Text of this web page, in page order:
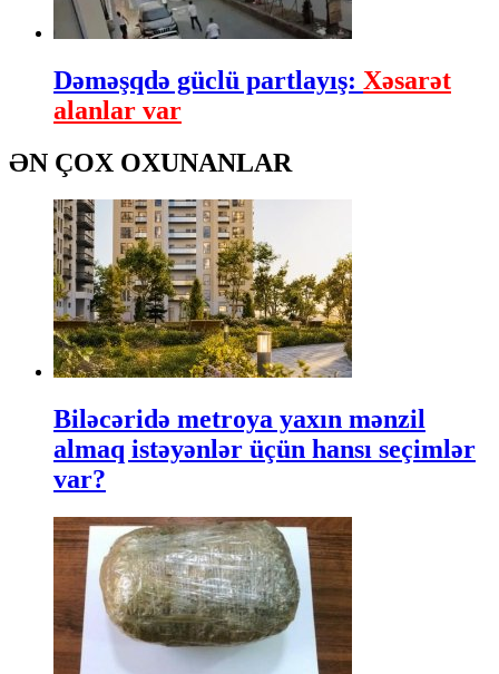
Dəməşqdə güclü partlayış: Xəsarət
alanlar var
ƏN ÇOX OXUNANLAR
Biləcəridə metroya yaxın mənzil
almaq istəyənlər üçün hansı seçimlər
var?